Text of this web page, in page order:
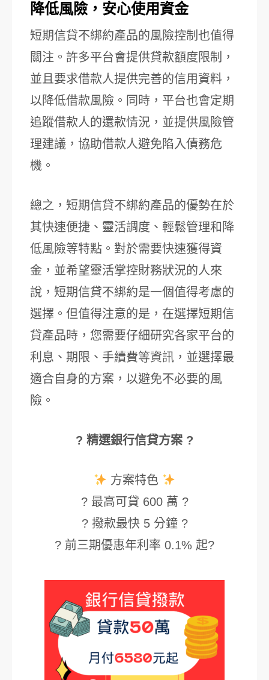
降低風險，安心使用資金
短期信貸不綁約產品的風險控制也值得
關注。許多平台會提供貸款額度限制，
並且要求借款人提供完善的信用資料，
以降低借款風險。同時，平台也會定期
追蹤借款人的還款情況，並提供風險管
理建議，協助借款人避免陷入債務危
機。
總之，短期信貸不綁約產品的優勢在於
其快速便捷、靈活調度、輕鬆管理和降
低風險等特點。對於需要快速獲得資
金，並希望靈活掌控財務狀況的人來
說，短期信貸不綁約是一個值得考慮的
選擇。但值得注意的是，在選擇短期信
貸產品時，您需要仔細研究各家平台的
利息、期限、手續費等資訊，並選擇最
適合自身的方案，以避免不必要的風
險。
? 精選銀行信貸方案 ?
方案特色
? 最高可貸 600 萬 ?
? 撥款最快 5 分鐘 ?
? 前三期優惠年利率 0.1% 起?